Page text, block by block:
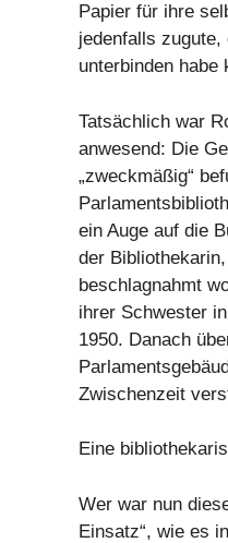
Papier für ihre
jedenfalls
unterbinden habe
Tatsächlich war
anwesend: Die
„zweckmäßig“
ein Auge auf die
der
beschlagnahmt
ihrer Schwester
1950. Danach
Zwischenzeit
Eine
Wer war nun
Einsatz“, wie es